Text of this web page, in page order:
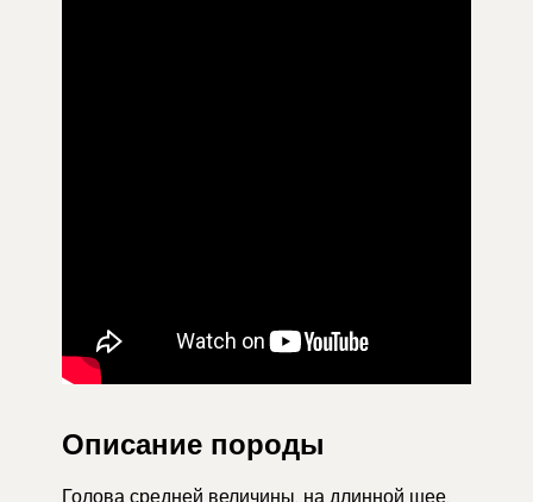
Описание породы
Голова средней величины, на длинной шее,